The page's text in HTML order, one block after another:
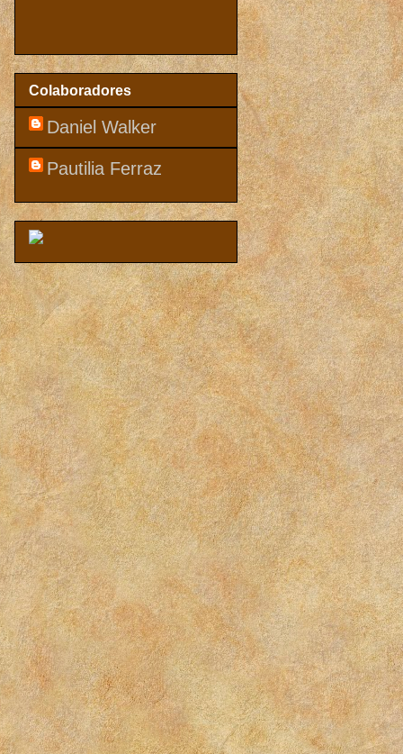
Colaboradores
Daniel Walker
Pautilia Ferraz